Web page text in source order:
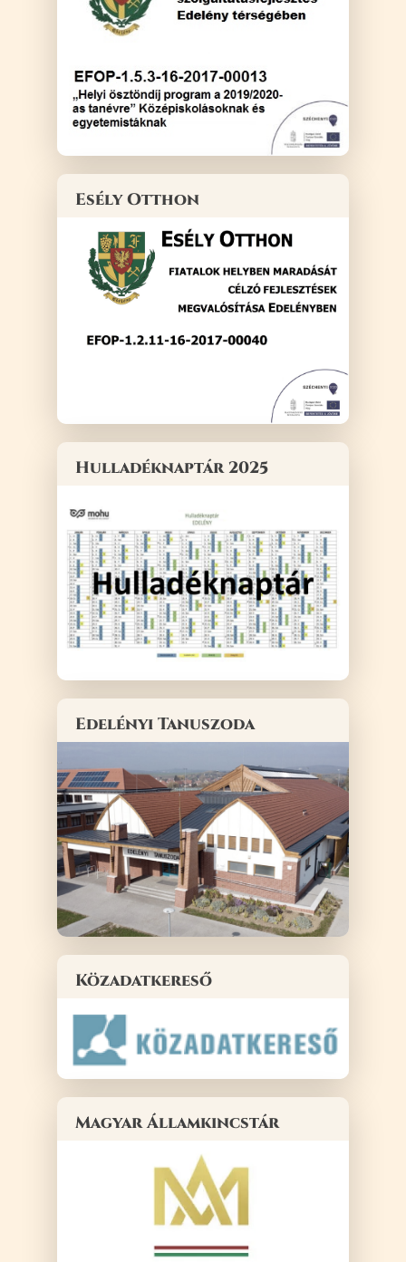
Esély Otthon
Hulladéknaptár 2025
Edelényi Tanuszoda
Közadatkereső
Magyar Államkincstár